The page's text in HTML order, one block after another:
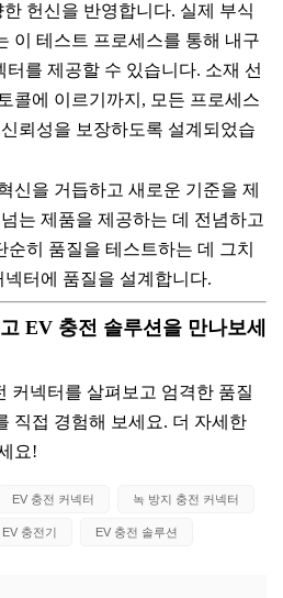
한 헌신을 반영합니다. 실제 부식
이 테스트 프로세스를 통해 내구
를 제공할 수 있습니다. 소재 선
콜에 이르기까지, 모든 프로세스
뢰성을 보장하도록 설계되었습
신을 거듭하고 새로운 기준을 제
는 제품을 제공하는 데 전념하고
순히 품질을 테스트하는 데 그치
터에 품질을 설계합니다.
EV 충전 솔루션을 만나보세
커넥터를 살펴보고 엄격한 품질
직접 경험해 보세요. 더 자세한
요!
EV 충전 커넥터 녹 방지 충전 커넥터
EV 충전기 EV 충전 솔루션